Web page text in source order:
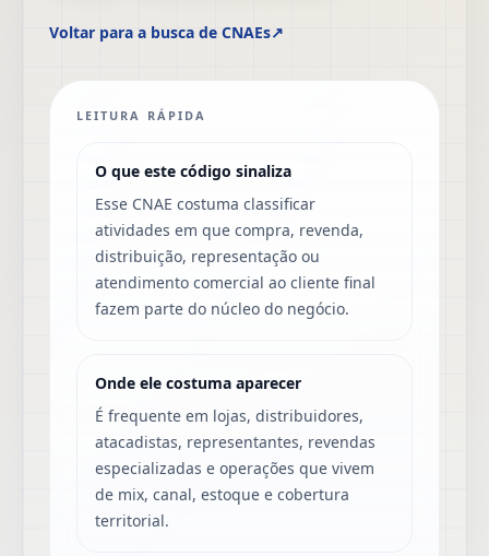
Voltar para a busca de CNAEs↗
LEITURA RÁPIDA
O que este código sinaliza
Esse CNAE costuma classificar
atividades em que compra, revenda,
distribuição, representação ou
atendimento comercial ao cliente final
fazem parte do núcleo do negócio.
Onde ele costuma aparecer
É frequente em lojas, distribuidores,
atacadistas, representantes, revendas
especializadas e operações que vivem
de mix, canal, estoque e cobertura
territorial.